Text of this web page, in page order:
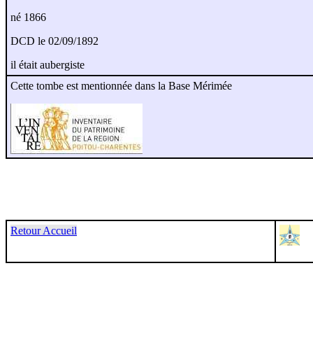
né 1866
DCD le 02/09/1892
il était aubergiste
Cette tombe est mentionnée dans la Base Mérimée
Retour Accueil